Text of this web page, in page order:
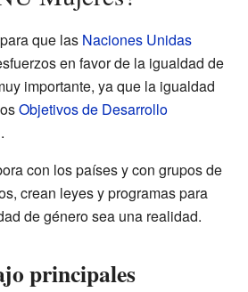
que las Naciones Unidas
en favor de la igualdad de
importante, ya que la igualdad
Objetivos de Desarrollo
con los países y con grupos de
crean leyes y programas para
de género sea una realidad.
principales